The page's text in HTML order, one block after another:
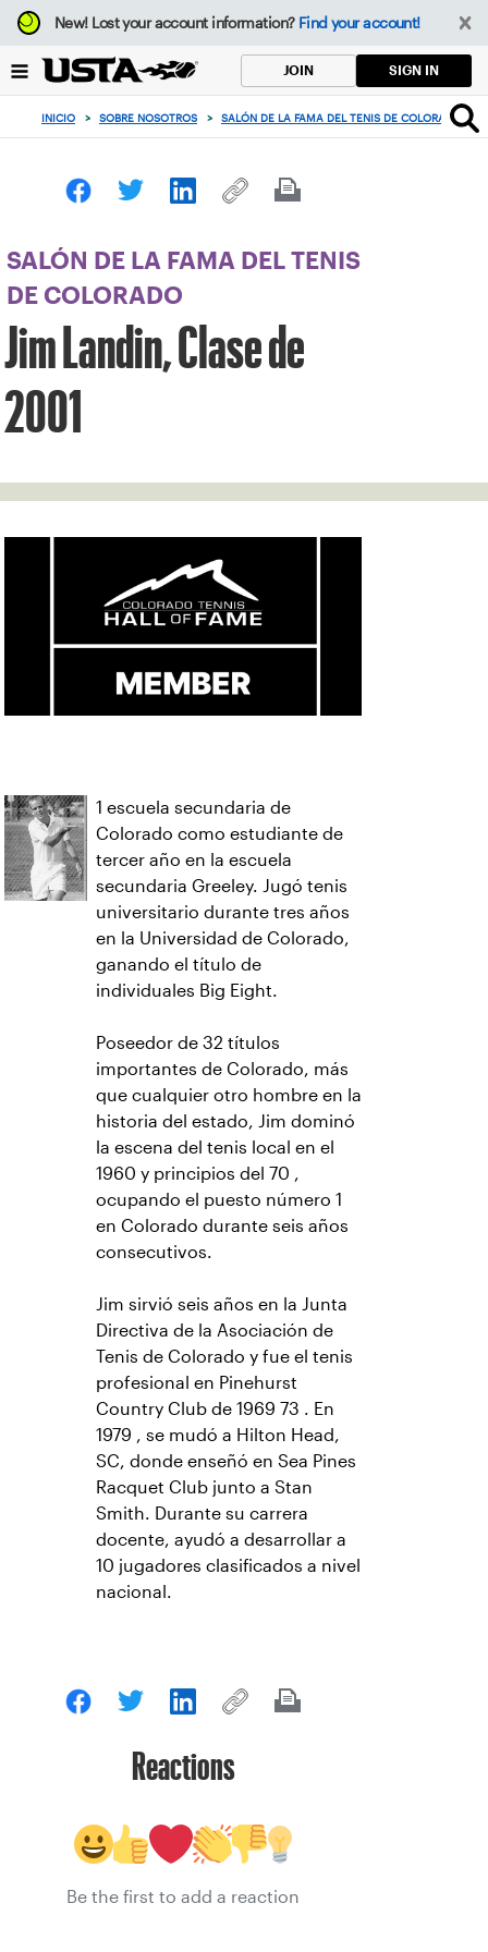
Enfoque
desde
botón
volver
principio
New!Lost your account information? Find your account!
JOIN SIGN IN
INICIO > SOBRE NOSOTROS > SALÓN DE LA FAMA DEL TENIS DE COLORADO >
SALÓN DE LA FAMA DEL TENIS
DE COLORADO
Jim Landin, Clase de
2001
1 escuela secundaria de
Colorado como estudiante de
tercer año en la escuela
secundaria Greeley. Jugó tenis
universitario durante tres años
en la Universidad de Colorado,
ganando el título de
individuales Big Eight.
Poseedor de 32 títulos
importantes de Colorado, más
que cualquier otro hombre en la
historia del estado, Jim dominó
la escena del tenis local en el
1960 y principios del 70 ,
ocupando el puesto número 1
en Colorado durante seis años
consecutivos.
Jim sirvió seis años en la Junta
Directiva de la Asociación de
Tenis de Colorado y fue el tenis
profesional en Pinehurst
Country Club de 1969 73 . En
1979 , se mudó a Hilton Head,
SC, donde enseñó en Sea Pines
Racquet Club junto a Stan
Smith. Durante su carrera
docente, ayudó a desarrollar a
10 jugadores clasificados a nivel
nacional.
Reactions
Be the first to add a reaction